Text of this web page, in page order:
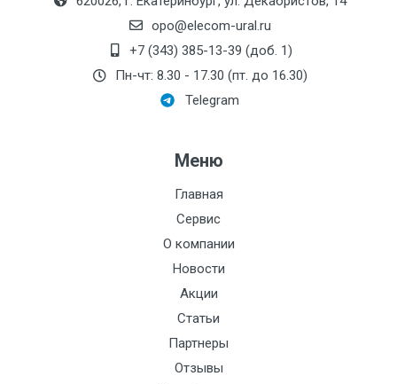
Материал:
Монтажная длина, мм:
Производитель:
Системы контроля
Номинальный диаметр
Максимальный напор,
дм:
Давление, МПа:
Тип мотора:
opo@elecom-ural.ru
+7 (343) 385-13-39 (доб. 1)
Пн-чт: 8.30 - 17.30 (пт. до 16.30)
Telegram
Меню
Главная
Сервис
О компании
Новости
Акции
Статьи
Партнеры
Отзывы